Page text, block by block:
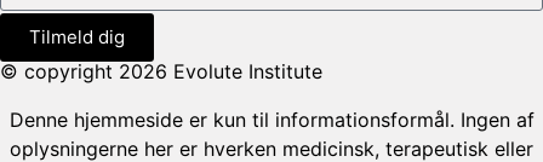
Tilmeld dig
© copyright 2026 Evolute Institute
Denne hjemmeside er kun til informationsformål. Ingen af
oplysningerne her er hverken medicinsk, terapeutisk eller